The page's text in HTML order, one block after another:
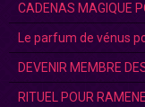
CADENAS MAGIQUE
Le parfum de vénus
DEVENIR MEMBRE
RITUEL POUR